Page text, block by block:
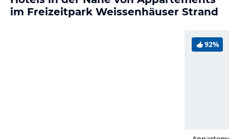
im Freizeitpark Weissenhäuser Strand
92%